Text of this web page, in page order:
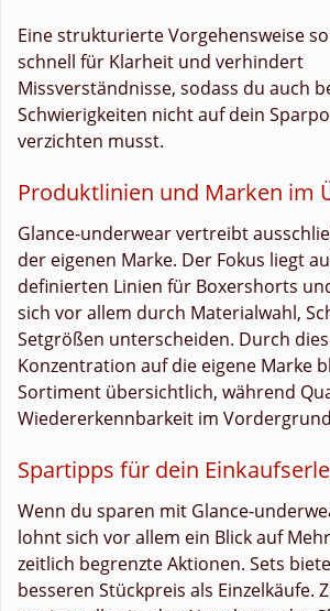
Eine strukturierte Vorgehensweise
schnell für Klarheit und verhindert
Missverständnisse, sodass du auch
Schwierigkeiten nicht auf dein
verzichten musst.
Produktlinien und Marken im
Glance-underwear vertreibt
der eigenen Marke. Der Fokus liegt
definierten Linien für Boxershorts
sich vor allem durch Materialwahl,
Setgrößen unterscheiden. Durch
Konzentration auf die eigene Marke
Sortiment übersichtlich, während
Wiedererkennbarkeit im
Spartipps für dein
Wenn du sparen mit Glance-
lohnt sich vor allem ein Blick auf
zeitlich begrenzte Aktionen. Sets
besseren Stückpreis als Einzelkäufe.